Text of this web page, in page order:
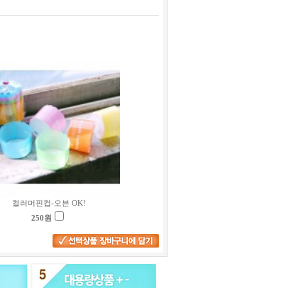
컬러머핀컵-오븐 OK!
250원